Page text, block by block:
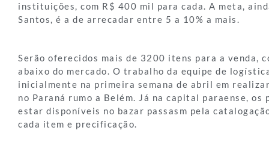
instituições, com R$ 400 mil para cada. A meta,
Santos, é a de arrecadar entre 5 a 10% a mais.
Serão oferecidos mais de 3200 itens para a venda,
abaixo do mercado. O trabalho da equipe de
inicialmente na primeira semana de abril em
no Paraná rumo a Belém. Já na capital paraense, os
estar disponíveis no bazar passasm pela
cada item e precificação.